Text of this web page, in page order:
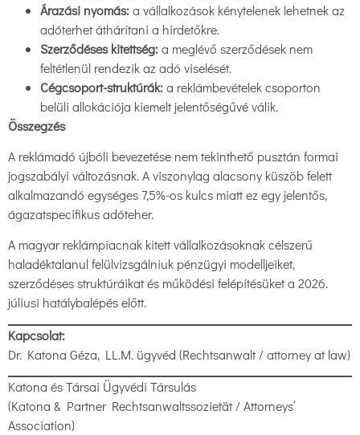
Árazási nyomás:a vállalkozások kénytelenek lehetnek az
adóterhet áthárítani a hirdetőkre.
Szerződéses kitettség:a meglévő szerződések nem
feltétlenül rendezik az adó viselését.
Cégcsoport-struktúrák:a reklámbevételek csoporton
belüli allokációja kiemelt jelentőségűvé válik.
Összegzés
A reklámadó újbóli bevezetése nem tekinthető pusztán formai
jogszabályi változásnak. A viszonylag alacsony küszöb felett
alkalmazandó egységes 7,5%-os kulcs miatt ez egy jelentős,
ágazatspecifikus adóteher.
A magyar reklámpiacnak kitett vállalkozásoknak célszerű
haladéktalanul felülvizsgálniuk pénzügyi modelljeiket,
szerződéses struktúráikat és működési felépítésüket a 2026.
júliusi hatálybalépés előtt.
Kapcsolat:
Dr. Katona Géza, LL.M. ügyvéd (Rechtsanwalt / attorney at law)
Katona és Társai Ügyvédi Társulás
(Katona & Partner Rechtsanwaltssozietät / Attorneys’
Association)